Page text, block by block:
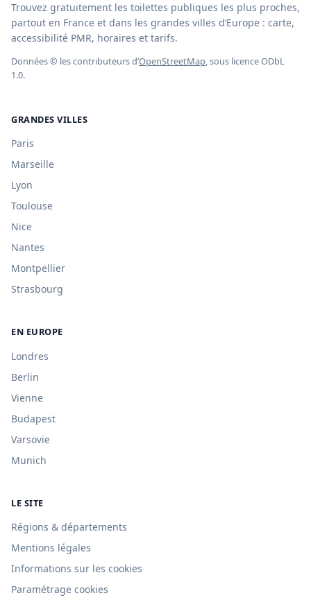
Trouvez gratuitement les toilettes publiques les plus proches,
partout en France et dans les grandes villes d’Europe : carte,
accessibilité PMR, horaires et tarifs.
Données © les contributeurs d’OpenStreetMap, sous licence ODbL
1.0.
GRANDES VILLES
Paris
Marseille
Lyon
Toulouse
Nice
Nantes
Montpellier
Strasbourg
EN EUROPE
Londres
Berlin
Vienne
Budapest
Varsovie
Munich
LE SITE
Régions & départements
Mentions légales
Informations sur les cookies
Paramétrage cookies